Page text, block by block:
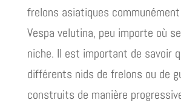
frelons asiatiques
Vespa velutina, peu importe où
niche. Il est important de savoir
différents nids de frelons ou de
construits de manière